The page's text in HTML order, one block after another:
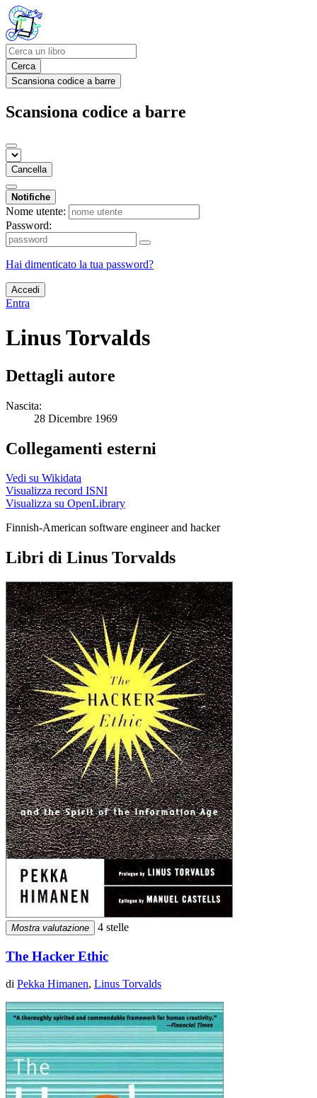
Cerca
Scansiona codice a barre
Scansiona codice a barre
Cancella
Notifiche
Nome utente:
Password:
Hai dimenticato la tua password?
Accedi
Entra
Linus Torvalds
Dettagli autore
Nascita:
28 Dicembre 1969
Collegamenti esterni
Vedi su Wikidata
Visualizza record ISNI
Visualizza su OpenLibrary
Finnish-American software engineer and hacker
Libri di Linus Torvalds
Mostra valutazione 4 stelle
The Hacker Ethic
di Pekka Himanen, Linus Torvalds